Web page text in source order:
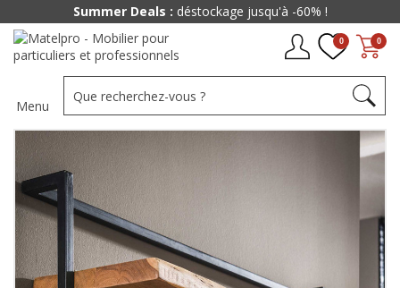
0
0
Menu
Summer Deals : déstockage jusqu'à -60% !